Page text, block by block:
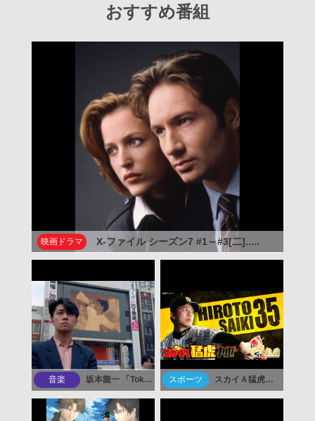
おすすめ番組